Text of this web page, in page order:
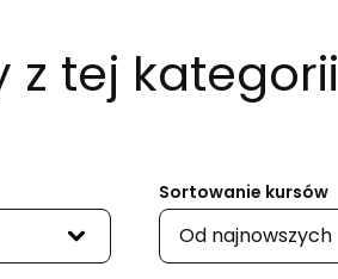
z tej kategorii
Sortowanie kursów
Od najnowszych